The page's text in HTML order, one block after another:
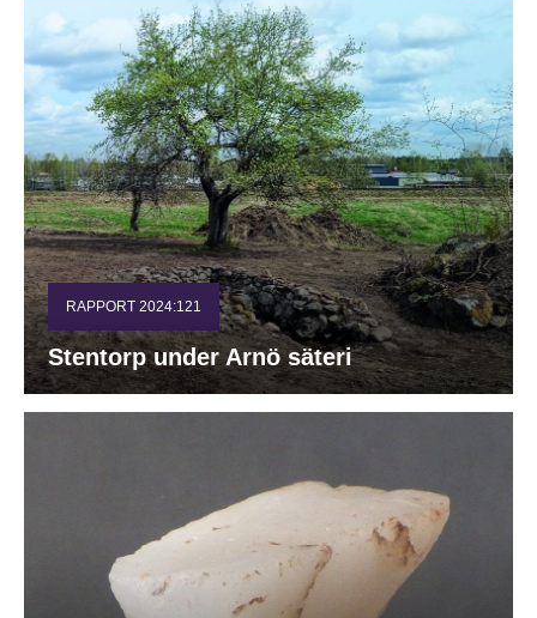
RAPPORT 2024:121
Stentorp under Arnö säteri